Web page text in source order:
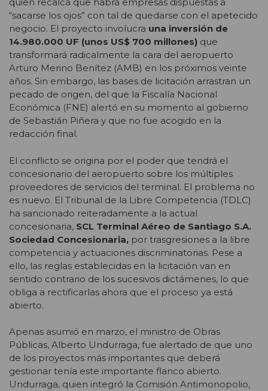
quien recalca que habrá empresas dispuestas a
“sacarse los ojos” con tal de quedarse con el apetecido
negocio. El proyecto involucra una inversión de
14.980.000 UF (unos US$ 700 millones) que
transformará radicalmente la cara del aeropuerto
Arturo Merino Benítez (AMB) en los próximos veinte
años. Sin embargo, las bases de licitación arrastran un
pecado de origen, del que la Fiscalía Nacional
Económica (FNE) alertó en su momento al gobierno
de Sebastián Piñera y que no fue acogido en la
redacción final.
El conflicto se origina por el poder que tendrá el
concesionario del aeropuerto sobre los múltiples
proveedores de servicios del terminal. El problema no
es nuevo. El Tribunal de la Libre Competencia (TDLC)
ha sancionado reiteradamente a la actual
concesionaria, SCL Terminal Aéreo de Santiago S.A.
Sociedad Concesionaria, por trasgresiones a la libre
competencia y actuaciones discriminatorias. Pese a
ello, las reglas establecidas en la licitación van en
sentido contrario de los sucesivos dictámenes, lo que
obliga a rectificarlas ahora que el proceso ya está
abierto.
Apenas asumió en marzo, el ministro de Obras
Públicas, Alberto Undurraga, fue alertado de que uno
de los proyectos más importantes que deberá
gestionar tenía este importante flanco abierto.
Undurraga, quien integró la Comisión Antimonopolio,